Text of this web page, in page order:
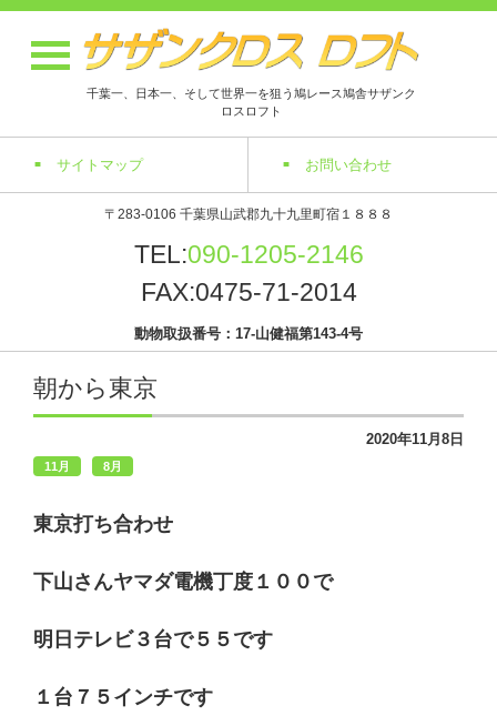
千葉一、日本一、そして世界一を狙う鳩レース鳩舎サザンク
ロスロフト
サイトマップ お問い合わせ
〒283-0106 千葉県山武郡九十九里町宿１８８８
TEL:090-1205-2146
FAX:0475-71-2014
動物取扱番号：17-山健福第143-4号
朝から東京
2020年11月8日
11月 8月
東京打ち合わせ
下山さんヤマダ電機丁度１００で
明日テレビ３台で５５です
１台７５インチです